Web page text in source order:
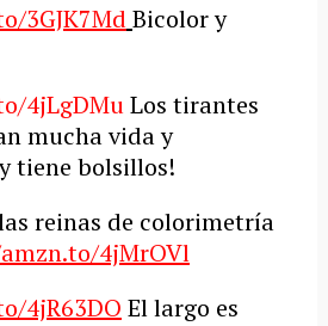
3GJK7Md Bicolor y
4jLgDMuLos tirantes
mucha vida y
tiene bolsillos!
reinas de colorimetría
4jMrOVl
4jR63DO El largo es